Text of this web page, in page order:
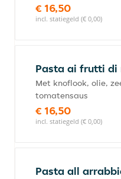
€ 16,50
incl. statiegeld (€ 0,00)
Pasta ai frutti di
Met knoflook, olie,
tomatensaus
€ 16,50
incl. statiegeld (€ 0,00)
Pasta all